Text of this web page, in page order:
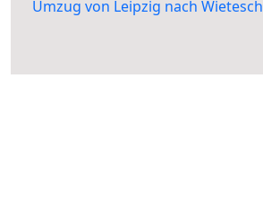
Umzug von Leipzig nach Wietesch